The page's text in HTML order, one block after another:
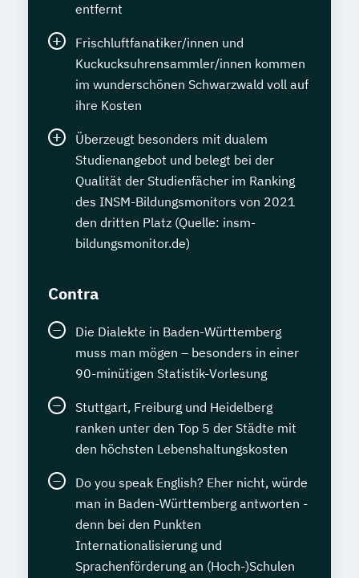
entfernt
Frischluftfanatiker/innen und
Kuckucksuhrensammler/innen kommen
im wunderschönen Schwarzwald voll auf
ihre Kosten
Überzeugt besonders mit dualem
Studienangebot und belegt bei der
Qualität der Studienfächer im Ranking
des INSM-Bildungsmonitors von 2021
den dritten Platz (Quelle: insm-
bildungsmonitor.de)
Contra
Die Dialekte in Baden-Württemberg
muss man mögen – besonders in einer
90-minütigen Statistik-Vorlesung
Stuttgart, Freiburg und Heidelberg
ranken unter den Top 5 der Städte mit
den höchsten Lebenshaltungskosten
Do you speak English? Eher nicht, würde
man in Baden-Württemberg antworten -
denn bei den Punkten
Internationalisierung und
Sprachenförderung an (Hoch-)Schulen